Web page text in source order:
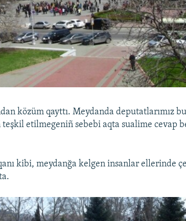
közüm qayttı. Meydanda deputatlarımız
etilmegeniñ sebebi aqta sualime cevap
kibi, meydanğa kelgen insanlar ellerinde